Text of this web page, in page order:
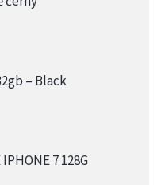
– Black
7 128G